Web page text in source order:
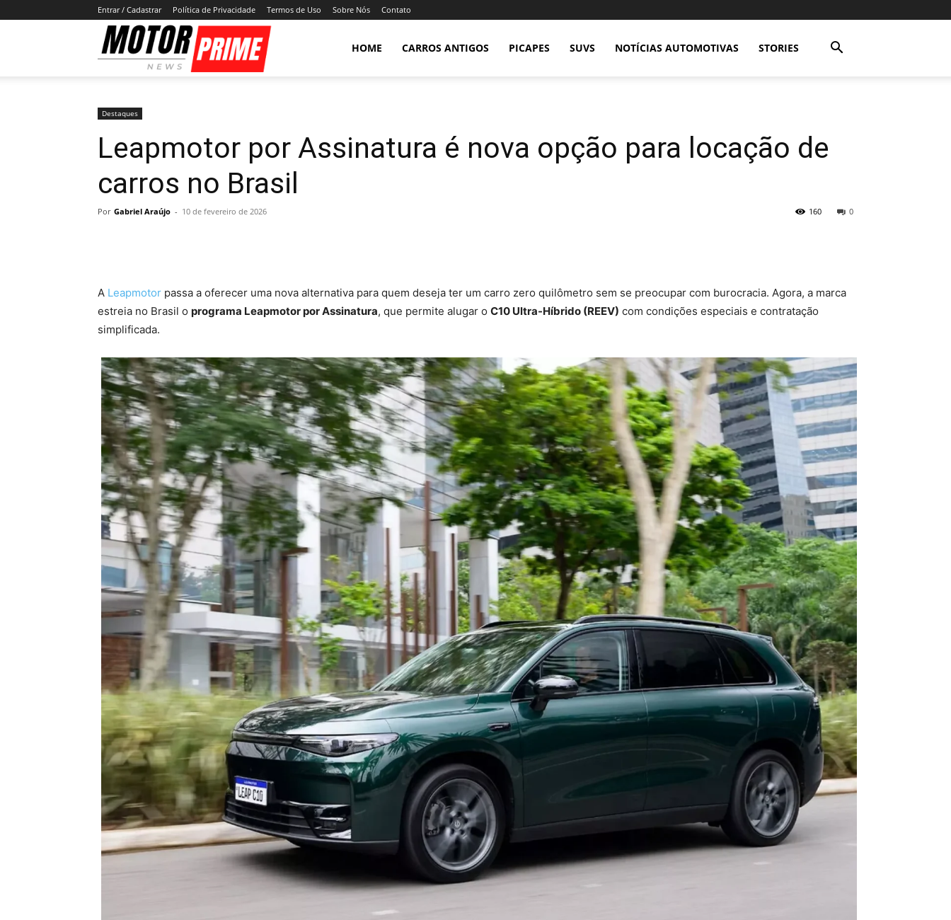
Entrar / Cadastrar Política de Privacidade Termos de Uso Sobre Nós Contato
HOME CARROS ANTIGOS PICAPES SUVS NOTÍCIAS AUTOMOTIVAS STORIES
Destaques
Leapmotor por Assinatura é nova opção para locação de
carros no Brasil
Por Gabriel Araújo - 10 de fevereiro de 2026 0
160
A Leapmotor passa a oferecer uma nova alternativa para quem deseja ter um carro zero quilômetro sem se preocupar com burocracia. Agora, a marca
estreia no Brasil o programa Leapmotor por Assinatura, que permite alugar o C10 Ultra-Híbrido (REEV) com condições especiais e contratação
simplificada.